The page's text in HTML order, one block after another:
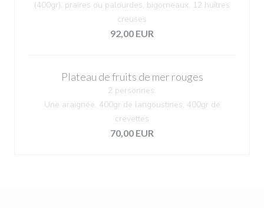
(400gr), praires ou palourdes, bigorneaux, 12 huîtres
creuses
92,00 EUR
Plateau de fruits de mer rouges
2 personnes.
Une araignée, 400gr de langoustines, 400gr de
crevettes
70,00 EUR